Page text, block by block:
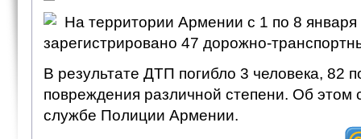
На территории Армении с 1 по 8 января
зарегистрировано 47 дорожно-
В результате ДТП погибло 3 человека, 82
повреждения различной степени. Об этом
службе Полиции Армении.